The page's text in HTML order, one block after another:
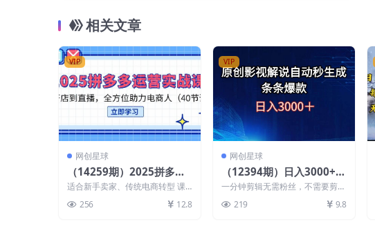
相关文章
VIP
网创星球
（14259期）2025拼多多
运营实战课，从开店到直
播，全方位助力电商人（4
0节课）
适合新手卖家、传统电商转型 课
1ev(1)...
256 12.8
VIP
网创星球
（12394期）日入3000+原
创影视解说自动秒生成条条
一分钟剪辑无需粉丝，不需要剪
操作实现收益最大化。操...
219 9.8